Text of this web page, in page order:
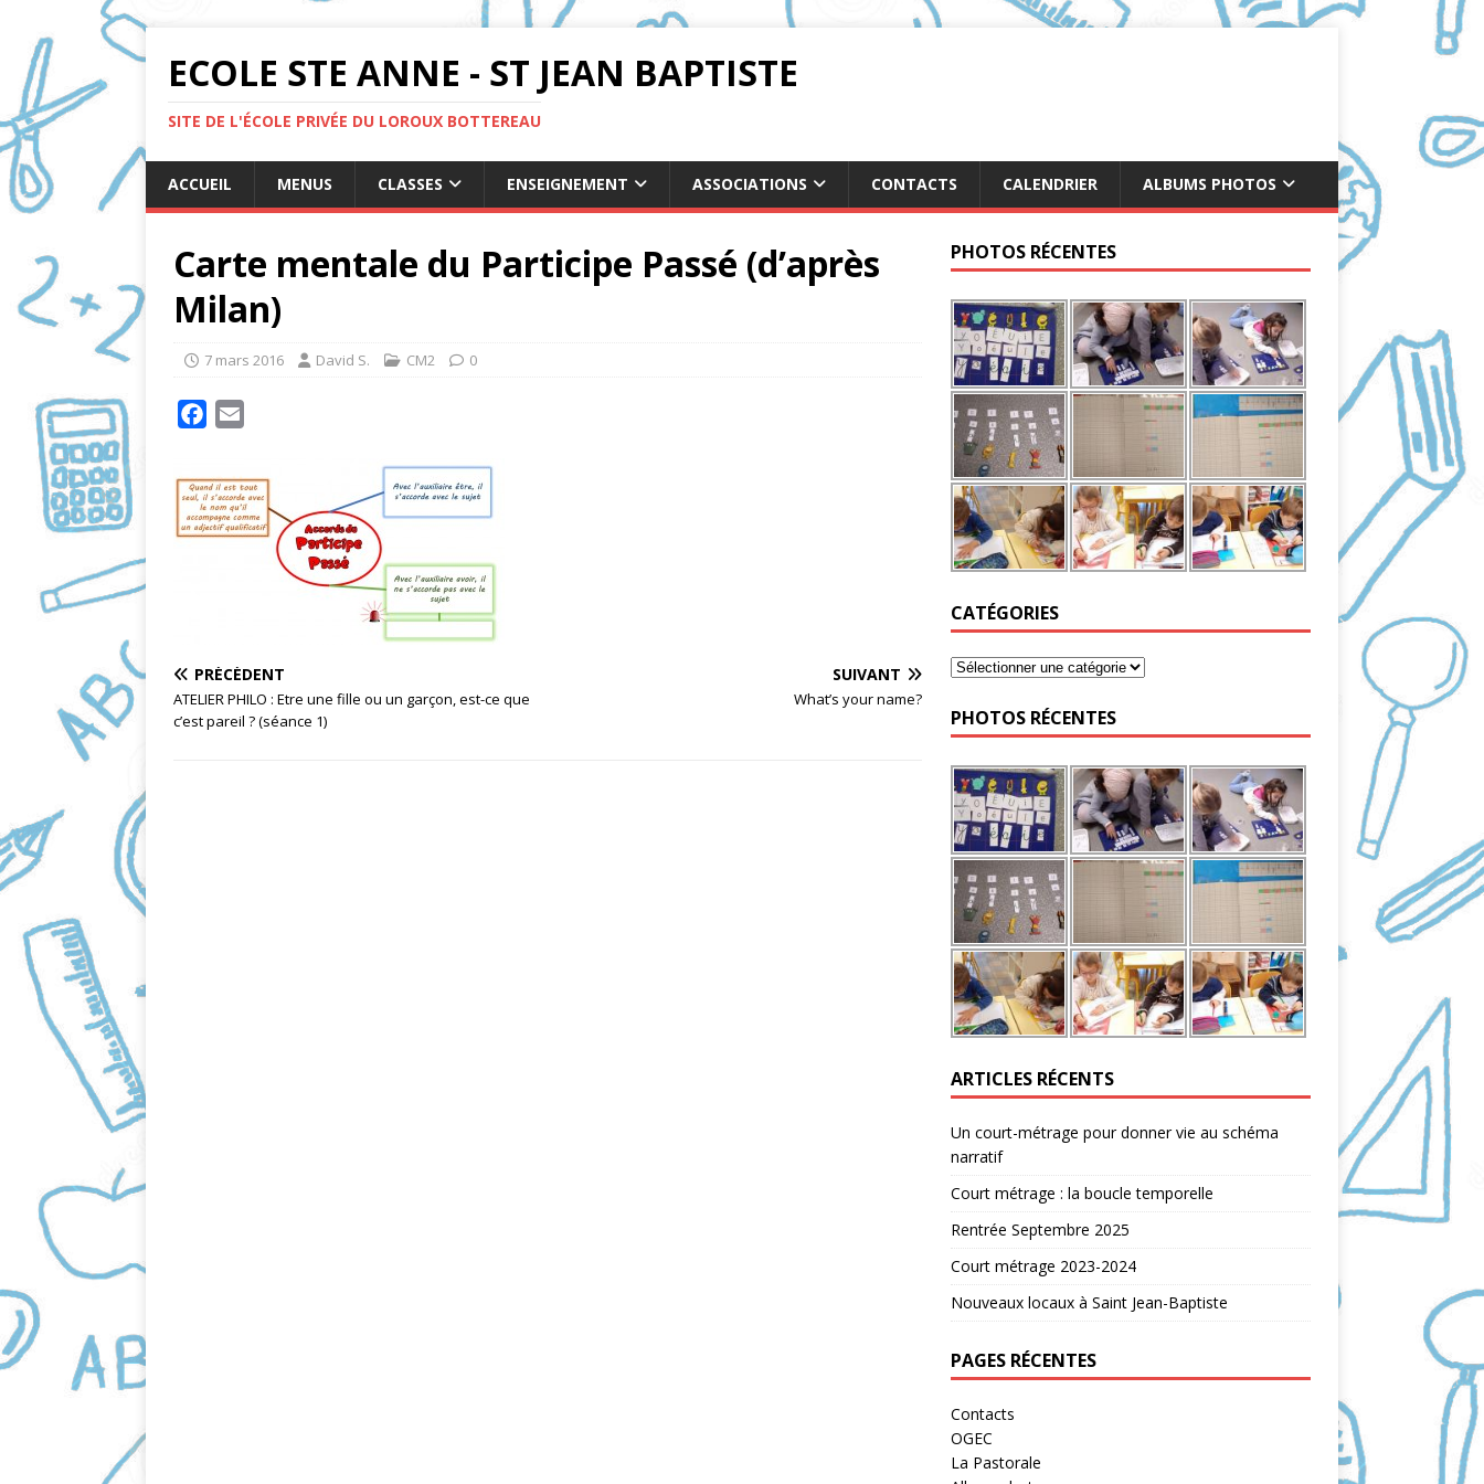
ECOLE STE ANNE - ST JEAN BAPTISTE
SITE DE L'ÉCOLE PRIVÉE DU LOROUX BOTTEREAU
ACCUEIL MENUS CLASSES ENSEIGNEMENT ASSOCIATIONS CONTACTS CALENDRIER ALBUMS PHOTOS
Carte mentale du Participe Passé (d’après
Milan)
7 mars 2016 David S. CM2 0
e
b
i
l
PRÉCÉDENT
ATELIER PHILO : Etre une fille ou un garçon, est-ce que
c’est pareil ? (séance 1)
SUIVANT
What’s your name?
PHOTOS RÉCENTES
CATÉGORIES
PHOTOS RÉCENTES
ARTICLES RÉCENTS
Un court-métrage pour donner vie au schéma
narratif
Court métrage : la boucle temporelle
Rentrée Septembre 2025
Court métrage 2023-2024
Nouveaux locaux à Saint Jean-Baptiste
PAGES RÉCENTES
Contacts
OGEC
La Pastorale